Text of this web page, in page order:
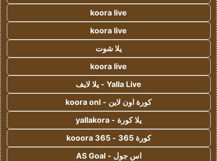
koora live
koora live
يلا شوت
koora live
Yalla Live - يلا لايف
كورة اون لاين - koora onl
يلا كورة - yallakora
كورة 365 - kooora 365
اس جول - AS Goal